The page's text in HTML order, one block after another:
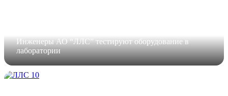
Инженеры АО “ЛЛС” тестируют оборудование в
лаборатории